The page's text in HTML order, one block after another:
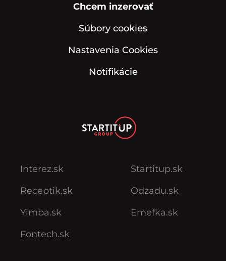
Chcem inzerovať
Súbory cookies
Nastavenia Cookies
Notifikácie
Interez.sk
Receptik.sk
Yimba.sk
Fontech.sk
Startitup.sk
Odzadu.sk
Emefka.sk